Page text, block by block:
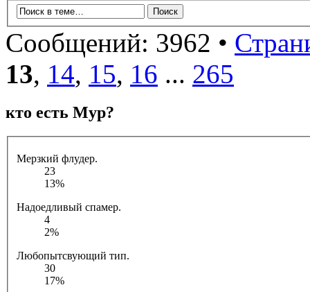
Сообщений: 3962 •
13, 14, 15, 16 ... 265
кто есть Мур?
Мерзкий флудер.
23
13%
Надоедливый спамер.
4
2%
Любопытсвующий тип.
30
17%